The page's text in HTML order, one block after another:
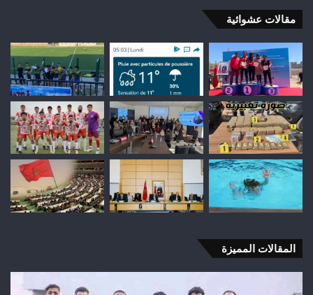
مقالات عشوائية
المقالات المميزة